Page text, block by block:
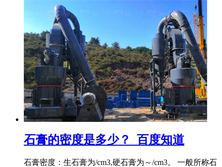
石膏的密度是多少？_百度知道
石膏密度：生石膏为/cm3,硬石膏为～/cm3。 一般所称石